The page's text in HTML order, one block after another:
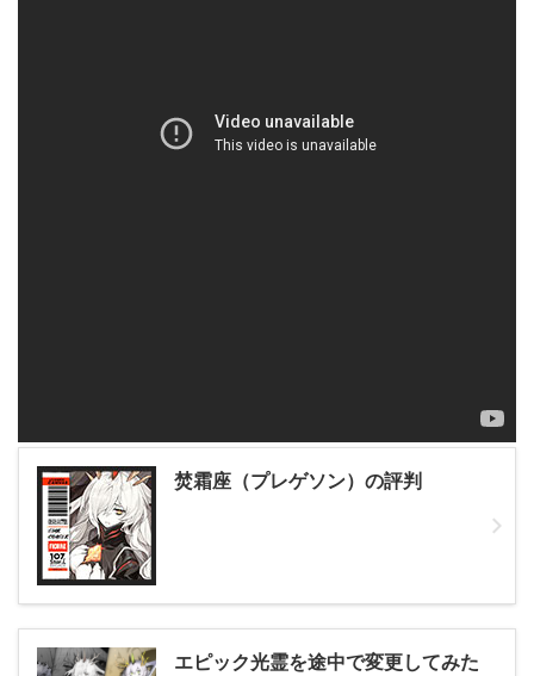
焚霜座（プレゲソン）の評判
エピック光霊を途中で変更してみた